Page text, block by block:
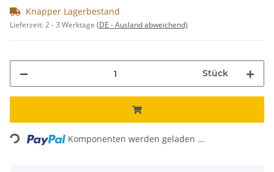
Knapper Lagerbestand
Lieferzeit:2 - 3 Werktage (DE - Ausland abweichend)
Stück
Loading... Komponenten werden geladen ...